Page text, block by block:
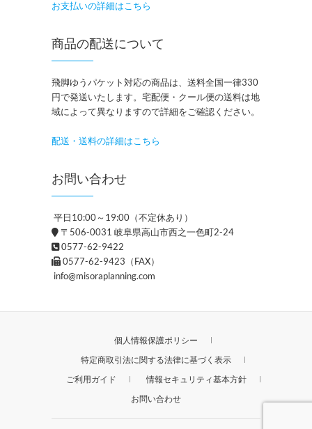
お支払いの詳細はこちら
商品の配送について
飛脚ゆうパケット対応の商品は、送料全国一律330
円で発送いたします。宅配便・クール便の送料は地
域によって異なりますので詳細をご確認ください。
配送・送料の詳細はこちら
お問い合わせ
平日10:00～19:00（不定休あり）
〒506-0031 岐阜県高山市西之一色町2-24
0577-62-9422
0577-62-9423（FAX）
info@misoraplanning.com
個人情報保護ポリシー
特定商取引法に関する法律に基づく表示
ご利用ガイド
情報セキュリティ基本方針
お問い合わせ